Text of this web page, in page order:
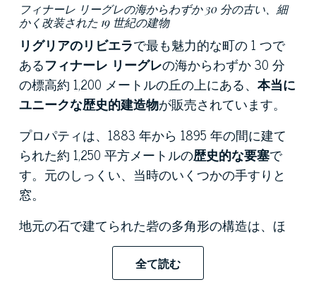
フィナーレ リーグレの海からわずか 30 分の古い、細
かく改装された 19 世紀の建物
リグリアのリビエラで最も魅力的な町の 1 つで
あるフィナーレ リーグレの海からわずか 30 分
の標高約 1,200 メートルの丘の上にある、 本当に
ユニークな歴史的建造物が販売されています。
プロパティは、1883 年から 1895 年の間に建て
られた約 1,250 平方メートルの歴史的な要塞で
す。元のしっくい、当時のいくつかの手すりと
窓。
地元の石で建てられた砦の多角形の構造は、ほ
ぼ完全に雑木林で占められた 6 ヘクタールの緑
豊かな敷地に浸されており、この目的のために
特別に建設された私道によって完璧な交通が保
全て読む